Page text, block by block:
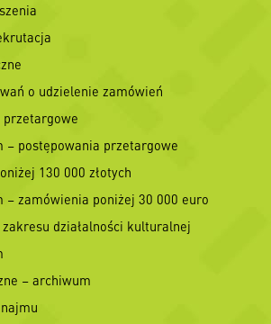
o udzielenie zamówień
przetargowe
– postępowania przetargowe
130 000 złotych
– zamówienia poniżej 30 000 euro
działalności kulturalnej
– archiwum